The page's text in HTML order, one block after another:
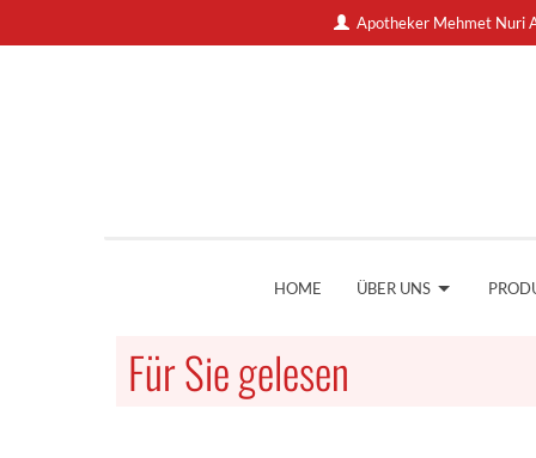
Apotheker Mehmet Nuri
HOME ÜBER UNS
Für Sie gelesen